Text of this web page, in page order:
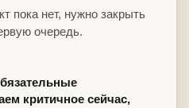
пока нет, нужно закрыть
очередь.
критичное сейчас,